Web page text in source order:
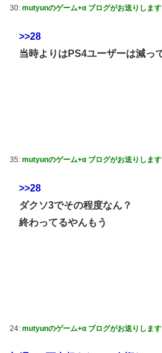
30: mutyunのゲーム+α ブログがお送りします
>>28
当時よりはPS4ユーザーは減っ
35: mutyunのゲーム+α ブログがお送りします
>>28
ダクソ3でその程度なん？
終わってるやんもう
24: mutyunのゲーム+α ブログがお送りします